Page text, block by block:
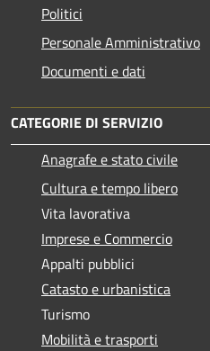
Politici
Personale Amministrativo
Documenti e dati
CATEGORIE DI SERVIZIO
Anagrafe e stato civile
Cultura e tempo libero
Vita lavorativa
Imprese e Commercio
Appalti pubblici
Catasto e urbanistica
Turismo
Mobilità e trasporti